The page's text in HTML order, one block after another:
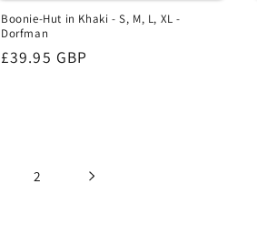
Boonie-Hut in Khaki - S, M, L, XL -
Dorfman
Normaler
£39.95 GBP
2